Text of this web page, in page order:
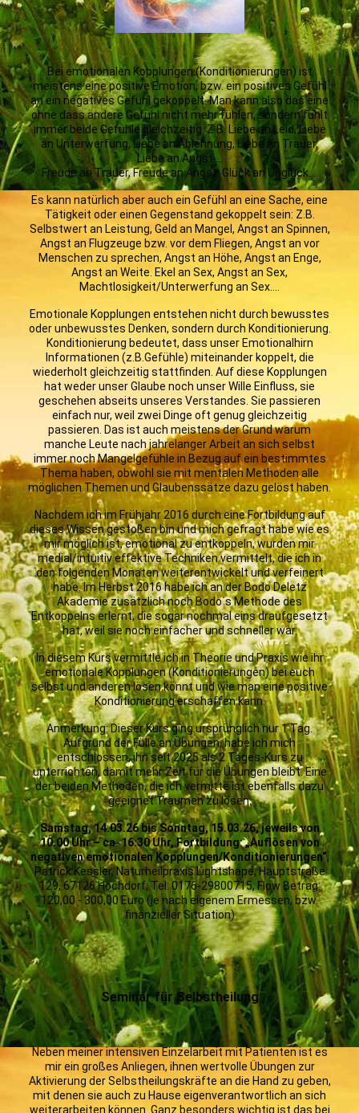
Bei emotionalen Kopplungen (Konditionierungen) ist
meistens eine positive Emotion, bzw. ein positives Gefühl
an ein negatives Gefühl gekoppelt. Man kann also das eine
ohne dass andere Gefühl nicht mehr fühlen, sondern fühlt
immer beide Gefühle gleichzeitig. Z.B. Liebe an Leid, Liebe
an Unterwerfung, Liebe an Ablehnung, Liebe an Trauer,
Liebe an Angst….
Freude an Trauer, Freude an Angst, Glück an Unglück….
Es kann natürlich aber auch ein Gefühl an eine Sache, eine
Tätigkeit oder einen Gegenstand gekoppelt sein: Z.B.
Selbstwert an Leistung, Geld an Mangel, Angst an Spinnen,
Angst an Flugzeuge bzw. vor dem Fliegen, Angst an vor
Menschen zu sprechen, Angst an Höhe, Angst an Enge,
Angst an Weite. Ekel an Sex, Angst an Sex,
Machtlosigkeit/Unterwerfung an Sex….
Emotionale Kopplungen entstehen nicht durch bewusstes
oder unbewusstes Denken, sondern durch Konditionierung.
Konditionierung bedeutet, dass unser Emotionalhirn
Informationen (z.B.Gefühle) miteinander koppelt, die
wiederholt gleichzeitig stattfinden. Auf diese Kopplungen
hat weder unser Glaube noch unser Wille Einfluss, sie
geschehen abseits unseres Verstandes. Sie passieren
einfach nur, weil zwei Dinge oft genug gleichzeitig
passieren. Das ist auch meistens der Grund warum
manche Leute nach jahrelanger Arbeit an sich selbst
immer noch Mangelgefühle in Bezug auf ein bestimmtes
Thema haben, obwohl sie mit mentalen Methoden alle
möglichen Themen und Glaubenssätze dazu gelöst haben.
Nachdem ich im Frühjahr 2016 durch eine Fortbildung auf
dieses Wissen gestoßen bin und mich gefragt habe wie es
mir möglich ist, emotional zu entkoppeln, wurden mir
medial/intuitiv effektive Techniken vermittelt, die ich in
den folgenden Monaten weiterentwickelt und verfeinert
habe. Im Herbst 2016 habe ich an der Bodo Deletz
Akademie zusätzlich noch Bodo´s Methode des
Entkoppelns erlernt, die sogar nochmal eins draufgesetzt
hat, weil sie noch einfacher und schneller war.
In diesem Kurs vermittle ich in Theorie und Praxis wie ihr
emotionale Kopplungen (Konditionierungen) bei euch
selbst und anderen lösen könnt und wie man eine positive
Konditionierung erschaffen kann.
Anmerkung: Dieser Kurs ging ursprünglich nur 1 Tag.
Aufgrund der Fülle an Übungen, habe ich mich
entschlossen, ihn seit 2025 als 2 Tages-Kurs zu
unterrichten, damit mehr Zeit für die Übungen bleibt. Eine
der beiden Methoden, die ich vermitte ist ebenfalls dazu
geeignet Traumen zu lösen.
Samstag, 14.03.26 bis Sonntag, 15.03.26, jeweils von
10.00 Uhr – ca. 16:30 Uhr, Fortbildung: „Auflösen von
negativen emotionalen Kopplungen/Konditionierungen“,
Patrick Kessler, Naturheilpraxis Lightshape, Hauptstraße
129, 67126 Hochdorf, Tel: 0176-29800715, Flow Betrag:
120,00 - 300,00 Euro (je nach eigenem Ermessen, bzw.
finanzieller Situation)
Seminar für Selbstheilung
Neben meiner intensiven Einzelarbeit mit Patienten ist es
mir ein großes Anliegen, ihnen wertvolle Übungen zur
Aktivierung der Selbstheilungskräfte an die Hand zu geben,
mit denen sie auch zu Hause eigenverantwortlich an sich
weiterarbeiten können. Ganz besonders wichtig ist das bei